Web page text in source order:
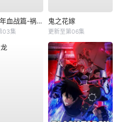
死神千年血战篇-祸进谭-
03集
鬼之花嫁
更新至第06集